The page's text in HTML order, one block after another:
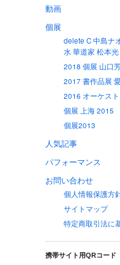
動画
個展
delete C 中島ナ
水 華道家 松本
2018 個展 山口
2017 書作品展
2016 オーケス
個展 上海 2015
個展2013
人気記事
パフォーマンス
お問い合わせ
個人情報保護方
サイトマップ
特定商取引法に
携帯サイト用QRコード